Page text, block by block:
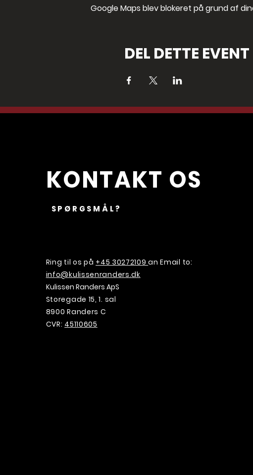
Google Maps blev blokeret på grund af
DEL DETTE EVENT
KONTAKT OS
SPØRGSMÅL?
Ring til os på +45 30272109an Email to:
info@kulissenranders.dk
Kulissen Randers ApS
Storegade 15, 1. sal
8900 Randers C
CVR: 45110605